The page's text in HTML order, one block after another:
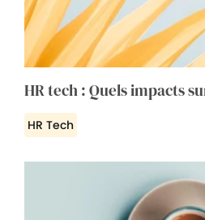
HR tech : Quels impacts
HR Tech